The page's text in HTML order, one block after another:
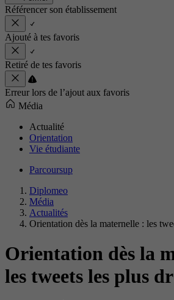
Référencer son établissement
Ajouté à tes favoris
Retiré de tes favoris
Erreur lors de l’ajout aux favoris
Média
Actualité
Orientation
Vie étudiante
Parcoursup
Diplomeo
Média
Actualités
Orientation dès la maternelle : les
Orientation dès la
les tweets les plus